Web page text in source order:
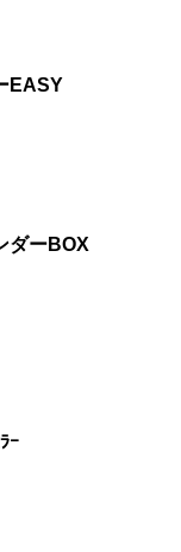
EASY
ダーBOX
ｰ